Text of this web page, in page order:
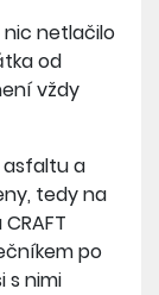
nic netlačilo
od
vždy
a
tedy na
po
s nimi